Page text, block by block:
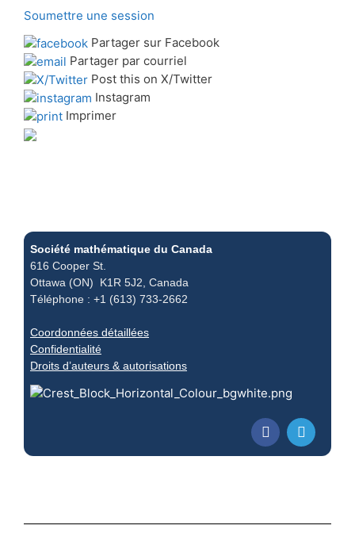
Soumettre une session
Partager sur Facebook
Partager par courriel
Post this on X/Twitter
Instagram
Imprimer
Société mathématique du Canada
616 Cooper St.
Ottawa (ON) K1R 5J2, Canada
Téléphone : +1 (613) 733-2662
Coordonnées détaillées
Confidentialité
Droits d’auteurs & autorisations